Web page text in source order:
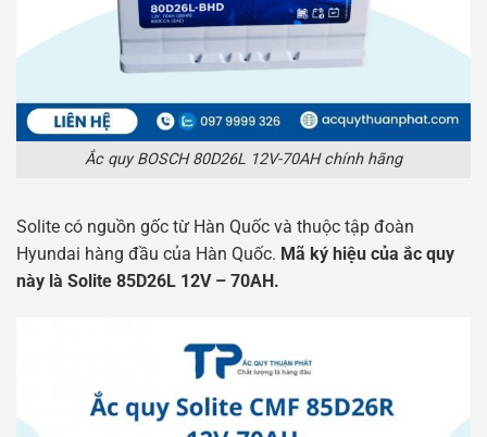
Ắc quy BOSCH 80D26L 12V-70AH chính hãng
Solite có nguồn gốc từ Hàn Quốc và thuộc tập đoàn
Hyundai hàng đầu của Hàn Quốc. Mã ký hiệu của ắc quy
này là Solite 85D26L 12V – 70AH.